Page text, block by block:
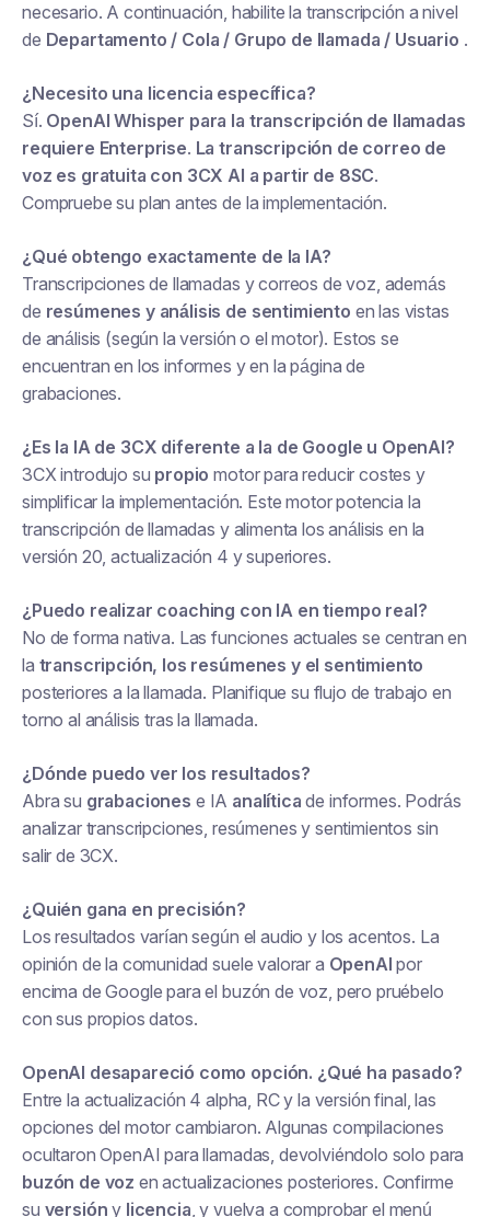
necesario. A continuación, habilite la transcripción a nivel
de Departamento / Cola / Grupo de llamada / Usuario .
¿Necesito una licencia específica?
Sí. OpenAI Whisper para la transcripción de llamadas
requiere Enterprise. La transcripción de correo de
voz es gratuita con 3CX AI a partir de 8SC.
Compruebe su plan antes de la implementación.
¿Qué obtengo exactamente de la IA?
Transcripciones de llamadas y correos de voz, además
de resúmenes y análisis de sentimiento en las vistas
de análisis (según la versión o el motor). Estos se
encuentran en los informes y en la página de
grabaciones.
¿Es la IA de 3CX diferente a la de Google u OpenAI?
3CX introdujo su propio motor para reducir costes y
simplificar la implementación. Este motor potencia la
transcripción de llamadas y alimenta los análisis en la
versión 20, actualización 4 y superiores.
¿Puedo realizar coaching con IA en tiempo real?
No de forma nativa. Las funciones actuales se centran en
la transcripción, los resúmenes y el sentimiento
posteriores a la llamada. Planifique su flujo de trabajo en
torno al análisis tras la llamada.
¿Dónde puedo ver los resultados?
Abra su grabaciones e IA analítica de informes. Podrás
analizar transcripciones, resúmenes y sentimientos sin
salir de 3CX.
¿Quién gana en precisión?
Los resultados varían según el audio y los acentos. La
opinión de la comunidad suele valorar a OpenAI por
encima de Google para el buzón de voz, pero pruébelo
con sus propios datos.
OpenAI desapareció como opción. ¿Qué ha pasado?
Entre la actualización 4 alpha, RC y la versión final, las
opciones del motor cambiaron. Algunas compilaciones
ocultaron OpenAI para llamadas, devolviéndolo solo para
buzón de voz en actualizaciones posteriores. Confirme
su versión y licencia, y vuelva a comprobar el menú